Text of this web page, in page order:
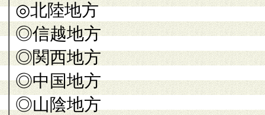
◎北陸地方
◎信越地方
◎関西地方
◎中国地方
◎山陰地方